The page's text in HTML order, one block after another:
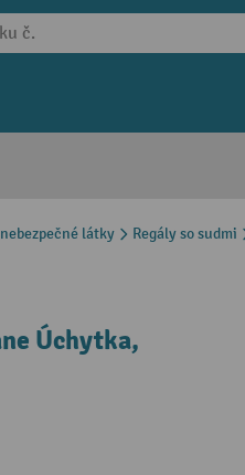
látky Regály so sudmi
Úchytka,